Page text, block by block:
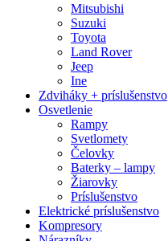
Mitsubishi
Suzuki
Toyota
Land Rover
Jeep
Ine
Zdviháky + príslušenstvo
Osvetlenie
Rampy
Svetlomety
Čelovky
Baterky – lampy
Žiarovky
Príslušenstvo
Elektrické príslušenstvo
Kompresory